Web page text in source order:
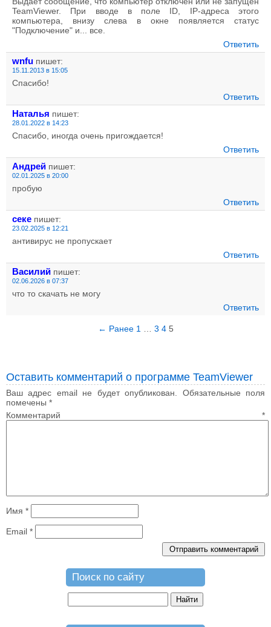
TeamViewer. При вводе в поле ID, IP-адреса этого
компьютера, внизу слева в окне появляется статус
"Подключение" и... все.
Ответить
wnfu пишет:
15.11.2013 в 15:05
Спасибо!
Ответить
Наталья пишет:
28.01.2022 в 14:23
Спасибо, иногда очень пригождается!
Ответить
Андрей пишет:
02.01.2025 в 20:00
пробую
Ответить
секе пишет:
23.02.2025 в 12:21
антивирус не пропускает
Ответить
Василий пишет:
02.06.2026 в 07:37
что то скачать не могу
Ответить
← Ранее 1 3 4 5
Оставить комментарий о программе TeamViewer
Ваш адрес email не будет опубликован.
Обязательные поля
помечены *
Комментарий *
Имя *
Email *
Поиск по сайту